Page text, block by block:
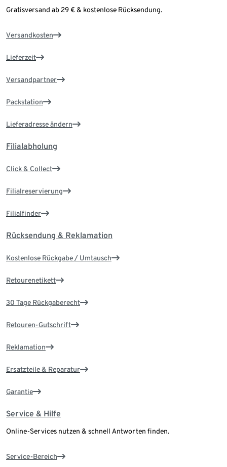
Gratisversand ab 29 € & kostenlose Rücksendung.
Versandkosten
Lieferzeit
Versandpartner
Packstation
Lieferadresse ändern
Filialabholung
Click & Collect
Filialreservierung
Filialfinder
Rücksendung & Reklamation
Kostenlose Rückgabe / Umtausch
Retourenetikett
30 Tage Rückgaberecht
Retouren-Gutschrift
Reklamation
Ersatzteile & Reparatur
Garantie
Service & Hilfe
Online-Services nutzen & schnell Antworten finden.
Service-Bereich